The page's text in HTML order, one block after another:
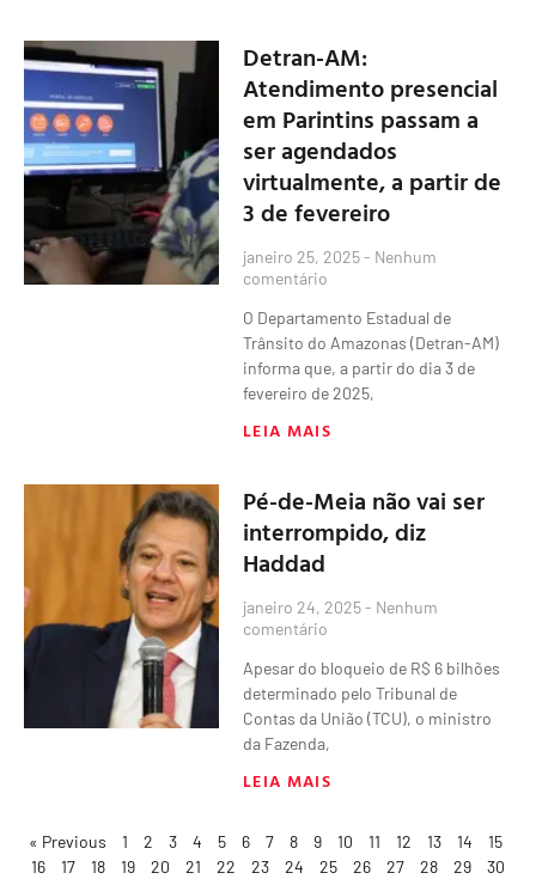
Detran-AM:
Atendimento presencial
em Parintins passam a
ser agendados
virtualmente, a partir de
3 de fevereiro
janeiro 25, 2025 Nenhum
comentário
O Departamento Estadual de
Trânsito do Amazonas (Detran-AM)
informa que, a partir do dia 3 de
fevereiro de 2025,
LEIA MAIS
Pé-de-Meia não vai ser
interrompido, diz
Haddad
janeiro 24, 2025 Nenhum
comentário
Apesar do bloqueio de R$ 6 bilhões
determinado pelo Tribunal de
Contas da União (TCU), o ministro
da Fazenda,
LEIA MAIS
« Previous 1 2 3 4 5 6 7 8 9 10 11 12 13 14
15
16
17 18 19 20 21 22 23 24 25 26 27 28 29
30